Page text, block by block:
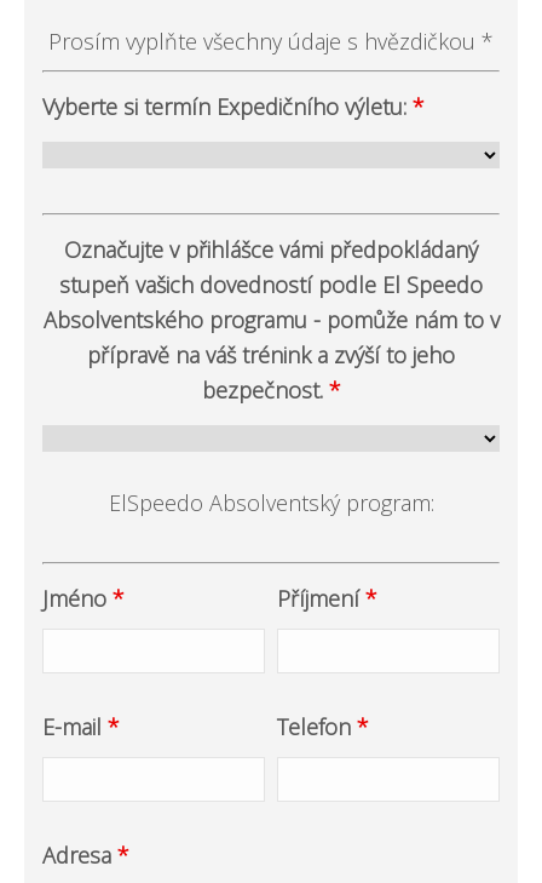
Prosím vyplňte všechny údaje s hvězdičkou *
Vyberte si termín Expedičního výletu: *
Označujte v přihlášce vámi předpokládaný
stupeň vašich dovedností podle El Speedo
Absolventského programu - pomůže nám to v
přípravě na váš trénink a zvýší to jeho
bezpečnost. *
ElSpeedo Absolventský program:
Jméno * Příjmení*
E-mail * Telefon *
Adresa *